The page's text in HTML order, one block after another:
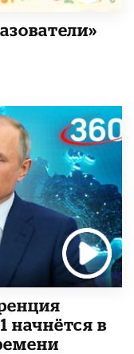
начнётся в